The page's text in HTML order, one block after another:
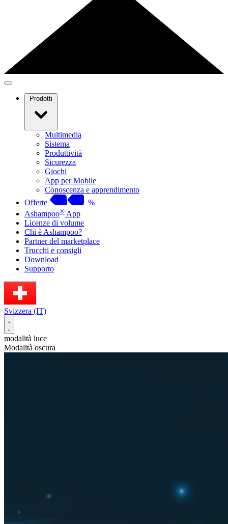
Prodotti
Multimedia
Sistema
Produttività
Sicurezza
Giochi
App per Mobile
Conoscenza e apprendimento
Offerte
%
Ashampoo® App
Licenze di volume
Chi è Ashampoo?
Partner del marketplace
Trucchi e consigli
Download
Supporto
Svizzera (IT)
modalità luce
Modalità oscura